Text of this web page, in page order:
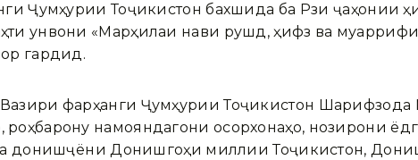
Ҷумҳурии Тоҷикистон бахшида ба Рӯзи ҷаҳонии
унвони «Марҳилаи нави рушд, ҳифз ва
гардид.
фарҳанги Ҷумҳурии Тоҷикистон Шарифзода
намояндагони осорхонаҳо, нозирони
донишҷӯёни Донишгоҳи миллии Тоҷикистон,